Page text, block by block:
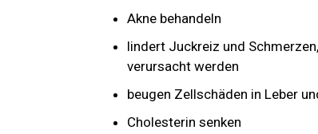
Akne behandeln
lindert Juckreiz und
verursacht werden
beugen Zellschäden in Leber
Cholesterin senken